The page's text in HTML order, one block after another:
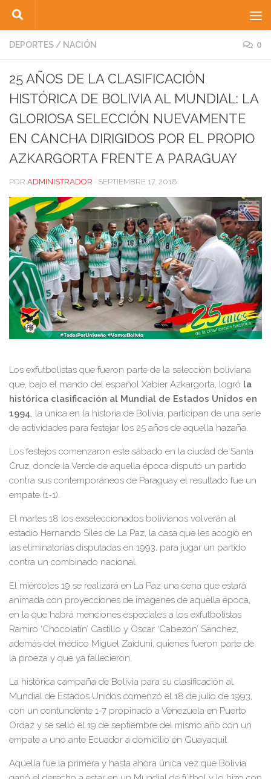
Saltar al contenido
DEPORTES / NACIÓN 0
25 AÑOS DE LA CLASIFICACIÓN
HISTÓRICA DE BOLIVIA AL MUNDIAL: LA
GLORIOSA SELECCIÓN NUEVAMENTE
EN CANCHA DIRIGIDOS POR EL PROPIO
AZKARGORTA FRENTE A PARAGUAY
POR ADMINISTRADOR · SEPTIEMBRE 17, 2018
Los exfutbolistas que fueron parte de la selección boliviana
que, bajo el mando del español Xabier Azkargorta, logró la
histórica clasificación al Mundial de Estados Unidos en
1994, la única en la historia de Bolivia, participan de una serie
de actividades para festejar los 25 años de aquella hazaña.
Los festejos comenzaron este sábado en la ciudad de Santa
Cruz, donde la Verde de aquella época disputó un partido
contra sus contemporáneos de Paraguay el resultado fue un
empate (1-1).
El martes 18 los exseleccionados bolivianos volverán al
estadio Hernando Siles de La Paz, la casa que les acogió en
las eliminatorias disputadas en 1993, para jugar un partido
contra un combinado nacional.
El miércoles 19 se realizará en La Paz una cena que estará
animada con proyecciones de imágenes de aquella época,
en la que habrá menciones especiales a los exfutbolistas
Ramiro ‘Chocolatín’ Castillo y Oscar ‘Cabezón’ Sánchez,
además del médico Miguel Zaiduni, quienes fueron parte de
la proeza y que ya fallecieron.
La histórica campaña de Bolivia para su clasificación al
Mundial de Estados Unidos comenzó el 18 de julio de 1993,
con un contundente 1-7 propinado a Venezuela en Puerto
Ordaz y se selló el 19 de septiembre del mismo año con un
empate a uno ante Ecuador a domicilio en Guayaquil.
Aquella fue la primera y hasta ahora única vez que Bolivia